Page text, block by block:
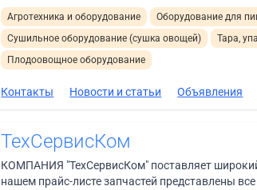
Агротехника и оборудование
Оборудование для
Сушильное оборудование (сушка овощей)
Тара,
Плодоовощное оборудование
Контакты Новости и статьи Объявления
ТехСервисКом
КОМПАНИЯ "ТехСервисКом" поставляет
нашем прайс-листе запчастей представлены